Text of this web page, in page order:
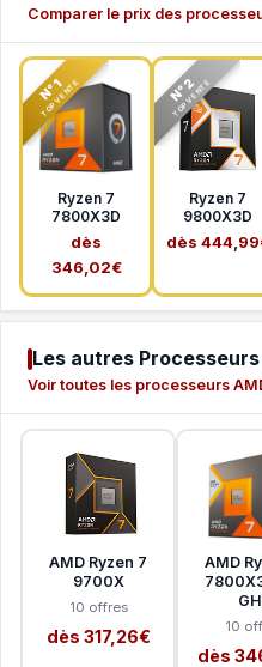
Comparer le prix des
N°1
TOP VENTE
Ryzen 7
7800X3D
dès
346,02€
N°2
TOP VENTE
Ryzen 7
9800X3D
dès
Les autres
Voir toutes les processeurs
AMD Ryzen 7
9700X
10 offres
dès 317,26€
AMD
10
dès